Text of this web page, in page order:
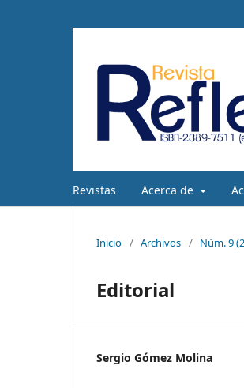
Revistas Acerca de
Inicio / Archivos / Núm. 9
Editorial
Sergio Gómez Molina